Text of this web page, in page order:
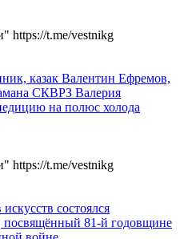
https://t.me/vestnikg
казак Валентин Ефремов,
СКВРЗ Валерия
на полюс холода
https://t.me/vestnikg
состоялся
посвящённый 81-й годовщине